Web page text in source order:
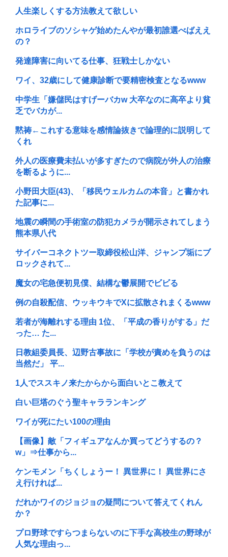
人生楽しくする方法教えて欲しい
ホロライブのソシャゲ始めたんやが最初誰選べばええ
の？
発達障害に向いてる仕事、狂戦士しかない
ワイ、32歳にして健康診断で要精密検査となるwww
中学生「嫌儲民はすげーバカw 大卒なのに高卒より貧
乏でバカが...
黙祷←これする意味を感情論抜きで論理的に説明して
くれ
外人の医療費未払いが多すぎたので病院が外人の治療
を断るように...
小野田大臣(43)、「移民ウェルカムの本音」と書かれ
た記事に...
地震の瞬間の手術室の防犯カメラが開示されてしまう
熊本県八代
サイバーコネクトツー取締役松山洋、ジャンプ垢にブ
ロックされて...
魔女の宅急便初見僕、結構な鬱展開でビビる
例の自殺配信、ウッキウキでXに拡散されまくるwww
若者が海離れする理由 1位、「平成の香りがする」だ
った… た...
日教組委員長、辺野古事故に「学校が責めを負うのは
当然だ」 平...
1人でススキノ来たからから面白いとこ教えて
白い巨塔のぐう聖キャラランキング
ワイが死にたい100の理由
【画像】敵「フィギュアなんか買ってどうするの？
w」⇒仕事から...
ケンモメン「ちくしょうー！ 異世界に！ 異世界にさ
え行ければ...
だれかワイのジョジョの疑問について答えてくれん
か？
プロ野球ですらつまらないのに下手な高校生の野球が
人気な理由っ...